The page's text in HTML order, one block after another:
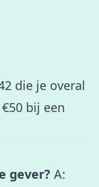
die je overal
bij een
gever? A: